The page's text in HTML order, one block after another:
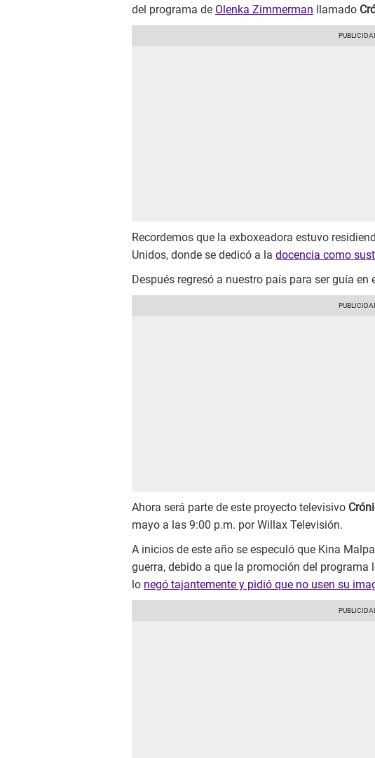
del programa de Olenka Zimmerman llamado
Recordemos que la exboxeadora estuvo
Unidos, donde se dedicó a la docencia como
Después regresó a nuestro país para ser guía
Ahora será parte de este proyecto televisivo
mayo a las 9:00 p.m. por Willax Televisión.
A inicios de este año se especuló que Kina
guerra, debido a que la promoción del programa
lo negó tajantemente y pidió que no usen su